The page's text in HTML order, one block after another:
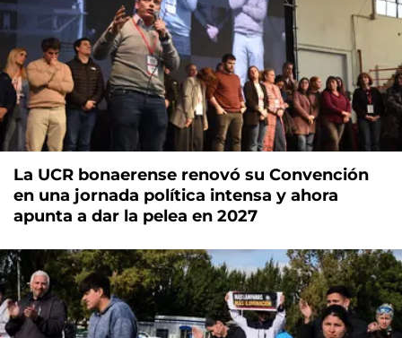
La UCR bonaerense renovó su Convención
en una jornada política intensa y ahora
apunta a dar la pelea en 2027